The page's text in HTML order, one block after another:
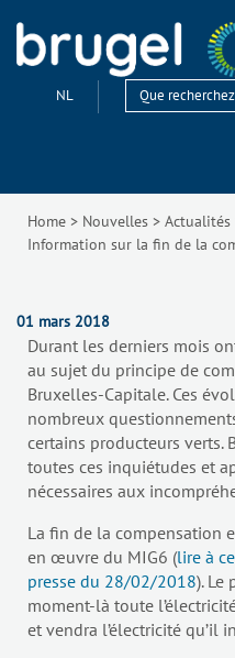
NL
Home > Nouvelles > Actualités
Information sur la fin de la
01 mars 2018
Durant les derniers mois
au sujet du principe de
Bruxelles-Capitale. Ces
nombreux
certains producteurs verts.
toutes ces inquiétudes et
nécessaires aux
La fin de la compensation
en œuvre du MIG6 (lire à
presse du 28/02/2018). Le
moment-là toute
et vendra l’électricité qu’il